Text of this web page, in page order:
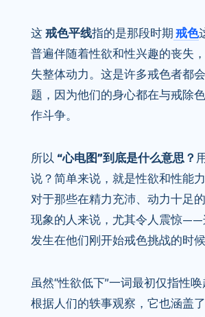
这 戒色平线指的是那段时期 戒色
普遍伴随着性欲和性兴趣的丧失
失整体动力。这是许多戒色者都
题，因为他们的身心都在与戒除
作斗争。
所以 “心电图”到底是什么意思？
说？简单来说，就是性欲和性能力
对于那些在精力充沛、动力十足
现象的人来说，尤其令人震惊——
发生在他们刚开始戒色挑战的时候
虽然“性欲低下”一词最初仅指性
根据人们的轶事观察，它也涵盖